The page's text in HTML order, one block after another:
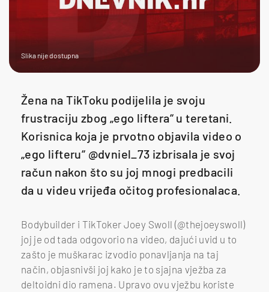
Slika nije dostupna
Žena na TikToku podijelila je svoju
frustraciju zbog „ego liftera“ u teretani.
Korisnica koja je prvotno objavila video o
„ego lifteru“ @dvniel_73 izbrisala je svoj
račun nakon što su joj mnogi predbacili
da u videu vrijeđa očitog profesionalaca.
Bodybuilder i TikToker Joey Swoll (@thejoeyswoll)
joj je od tada odgovorio na video, dajući uvid u to
zašto je muškarac izvodio ponavljanja na taj
način, objasnivši joj kako je to sjajna vježba za
deltoidni dio ramena. Upravo ovu vježbu koriste